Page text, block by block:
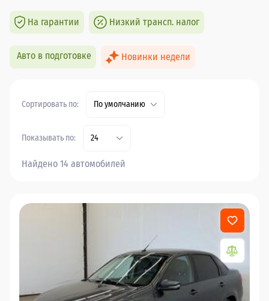
На гарантии Низкий трансп. налог
Авто в подготовке Новинки недели
Сортировать по: По умолчанию
Показывать по: 24
Найдено 14 автомобилей